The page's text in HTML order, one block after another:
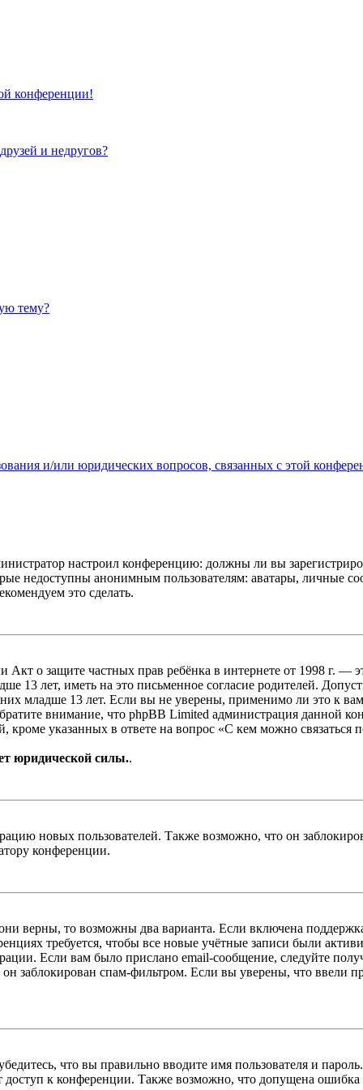
конференции!
и недругов?
тему?
и/или юридических вопросов, связанных с этой
настроил конференцию: должны ли вы
недоступны анонимным пользователям: аватары, личные
это сделать.
Акт о защите частных прав ребёнка в интернете от 1998 г.
13 лет, иметь на это письменное согласие родителей.
младше 13 лет. Если вы не уверены, применимо ли это к
внимание, что phpBB Limited администрация данной
указанных в ответе на вопрос «С кем можно связаться
юридической силы..
новых пользователей. Также возможно, что он
конференции.
верны, то возможны два варианта. Если включена
требуется, чтобы все новые учётные записи были
Если вам было прислано email-сообщение, следуйте
заблокирован спам-фильтром. Если вы уверены, что ввели
что вы правильно вводите имя пользователя и
к конференции. Также возможно, что допущена